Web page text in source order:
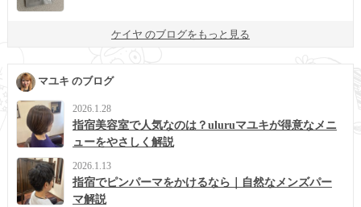
ケイヤ のブログをもっと見る
マユキ のブログ
2026.1.28
指宿美容室で人気なのは？uluruマユキが得意なメニ
ューをやさしく解説
2026.1.13
指宿でピンパーマをかけるなら｜自然なメンズパー
マ解説